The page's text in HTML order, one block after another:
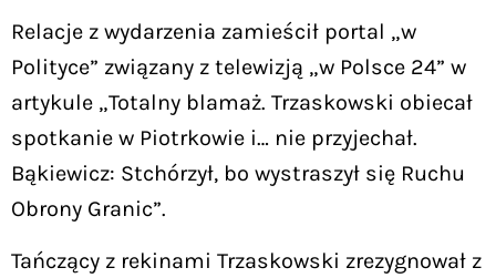
Relacje z wydarzenia zamieścił portal „w
Polityce” związany z telewizją „w Polsce 24” w
artykule „Totalny blamaż. Trzaskowski obiecał
spotkanie w Piotrkowie i… nie przyjechał.
Bąkiewicz: Stchórzył, bo wystraszył się Ruchu
Obrony Granic”.
Tańczący z rekinami Trzaskowski zrezygnował z